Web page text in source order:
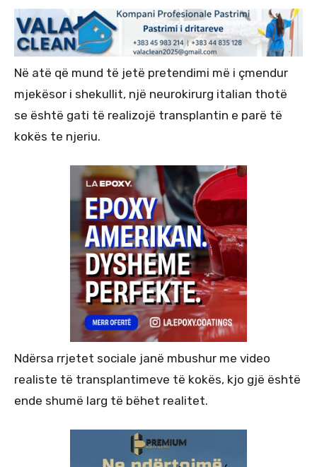
Në atë që mund të jetë pretendimi më i çmendur
mjekësor i shekullit, një neurokirurg italian thotë
se është gati të realizojë transplantin e parë të
kokës te njeriu.
Ndërsa rrjetet sociale janë mbushur me video
realiste të transplantimeve të kokës, kjo gjë është
ende shumë larg të bëhet realitet.